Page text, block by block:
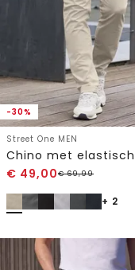
-30%
Street One MEN
€ 49,00€69,99
+ 2